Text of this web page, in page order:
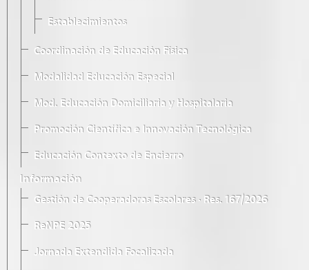
Establecimientos
Coordinación de Educación Física
Modalidad Educación Especial
Mod. Educación Domiciliaria y Hospitalaria
Promoción Científica e Innovación Tecnológica
Educación Contexto de Encierro
Información
Gestión de Cooperadoras Escolares · Res. 167/2026
ReNPE 2025
Jornada Extendida Focalizada